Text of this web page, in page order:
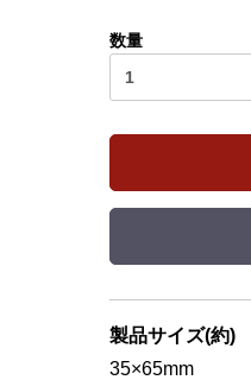
数量
製品サイズ(約)
35×65mm